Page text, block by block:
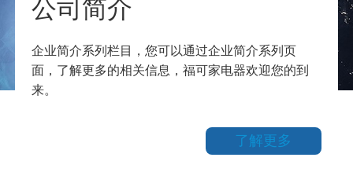
公司简介
企业简介系列栏目，您可以通过企业简介系列页
面，了解更多的相关信息，福可家电器欢迎您的到
来。
了解更多